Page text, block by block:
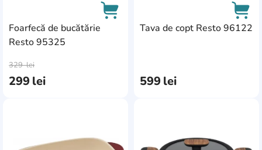
Foarfecă de bucătărie
Resto 95325
299 lei
329lei
Tava de copt Resto 96122
599 lei